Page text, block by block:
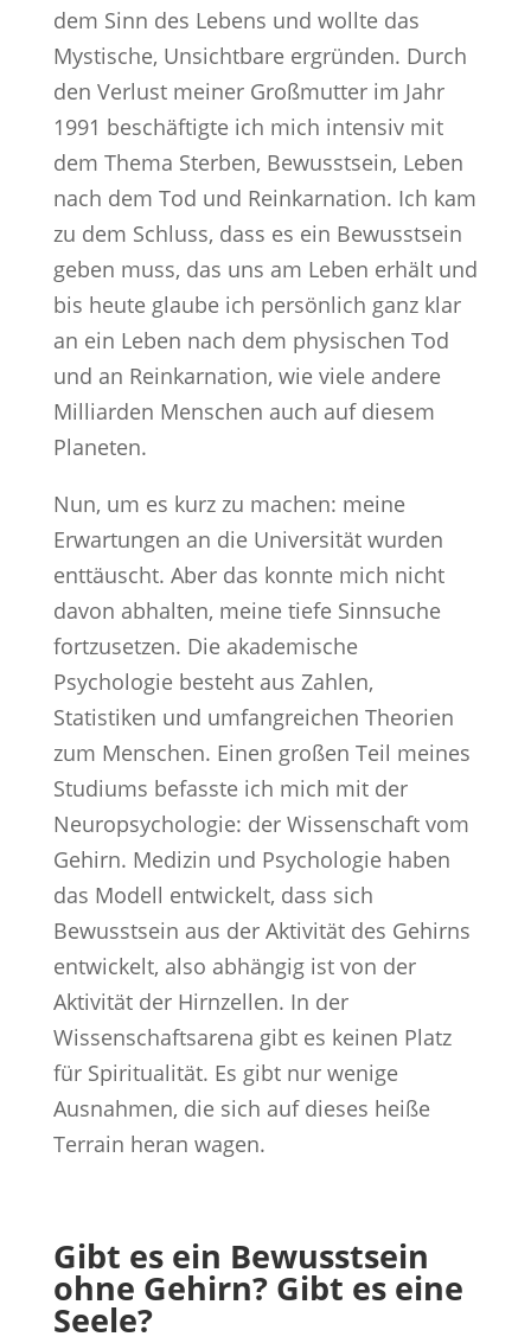
dem Sinn des Lebens und wollte das
Mystische, Unsichtbare ergründen. Durch
den Verlust meiner Großmutter im Jahr
1991 beschäftigte ich mich intensiv mit
dem Thema Sterben, Bewusstsein, Leben
nach dem Tod und Reinkarnation. Ich kam
zu dem Schluss, dass es ein Bewusstsein
geben muss, das uns am Leben erhält und
bis heute glaube ich persönlich ganz klar
an ein Leben nach dem physischen Tod
und an Reinkarnation, wie viele andere
Milliarden Menschen auch auf diesem
Planeten.
Nun, um es kurz zu machen: meine
Erwartungen an die Universität wurden
enttäuscht. Aber das konnte mich nicht
davon abhalten, meine tiefe Sinnsuche
fortzusetzen. Die akademische
Psychologie besteht aus Zahlen,
Statistiken und umfangreichen Theorien
zum Menschen. Einen großen Teil meines
Studiums befasste ich mich mit der
Neuropsychologie: der Wissenschaft vom
Gehirn. Medizin und Psychologie haben
das Modell entwickelt, dass sich
Bewusstsein aus der Aktivität des Gehirns
entwickelt, also abhängig ist von der
Aktivität der Hirnzellen. In der
Wissenschaftsarena gibt es keinen Platz
für Spiritualität. Es gibt nur wenige
Ausnahmen, die sich auf dieses heiße
Terrain heran wagen.
Gibt es ein Bewusstsein
ohne Gehirn? Gibt es eine
Seele?